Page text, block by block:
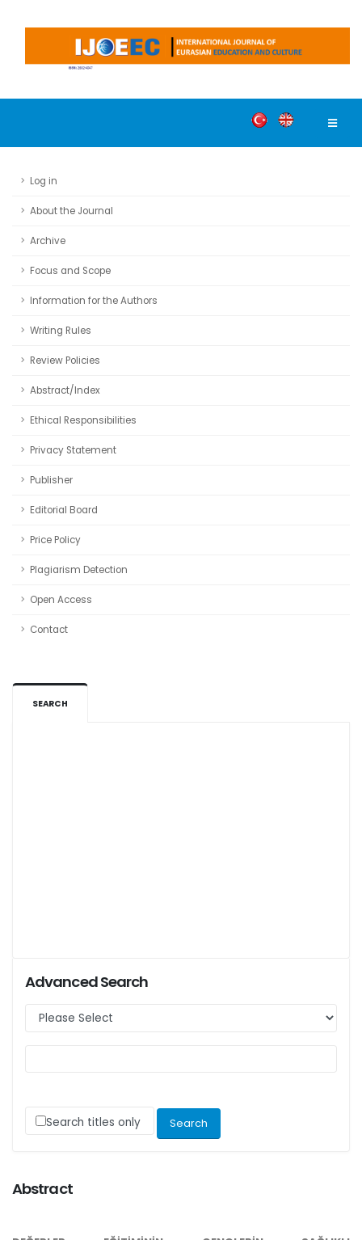
Log in
About the Journal
Archive
Focus and Scope
Information for the Authors
Writing Rules
Review Policies
Abstract/Index
Ethical Responsibilities
Privacy Statement
Publisher
Editorial Board
Price Policy
Plagiarism Detection
Open Access
Contact
SEARCH
Advanced Search
Search titles only
Abstract